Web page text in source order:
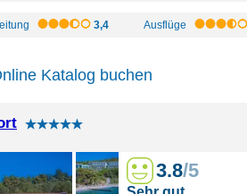
3,4 Ausflüge
Katalog buchen
3.8/5